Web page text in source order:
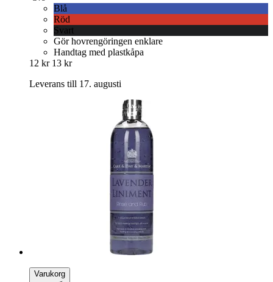
Blå
Röd
Svart
Gör hovrengöringen enklare
Handtag med plastkåpa
12 kr 13 kr
Leverans till 17. augusti
Varukorg